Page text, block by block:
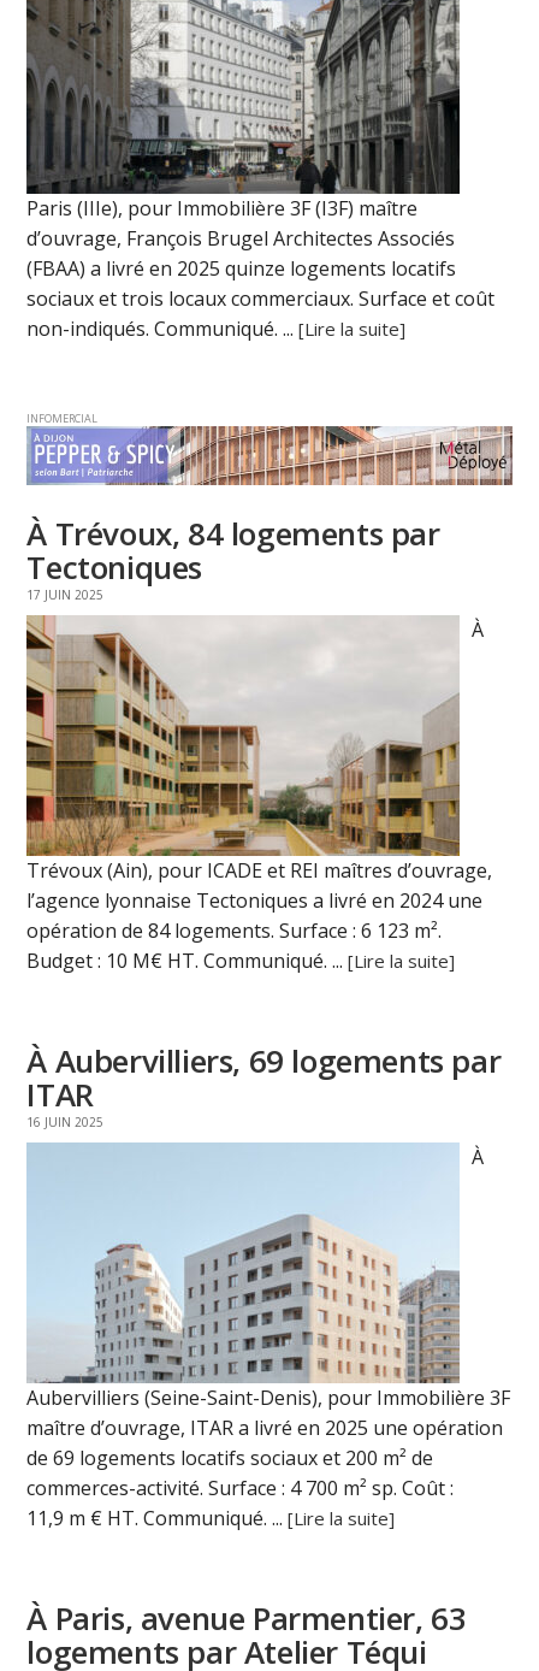
Paris (IIIe), pour Immobilière 3F (I3F) maître
d’ouvrage, François Brugel Architectes Associés
(FBAA) a livré en 2025 quinze logements locatifs
sociaux et trois locaux commerciaux. Surface et coût
non-indiqués. Communiqué. ...[Lire la suite]
INFOMERCIAL
À Trévoux, 84 logements par
Tectoniques
17 JUIN 2025
À
Trévoux (Ain), pour ICADE et REI maîtres d’ouvrage,
l’agence lyonnaise Tectoniques a livré en 2024 une
opération de 84 logements. Surface : 6 123 m².
Budget : 10 M€ HT. Communiqué. ...[Lire la suite]
À Aubervilliers, 69 logements par
ITAR
16 JUIN 2025
À
Aubervilliers (Seine-Saint-Denis), pour Immobilière 3F
maître d’ouvrage, ITAR a livré en 2025 une opération
de 69 logements locatifs sociaux et 200 m² de
commerces-activité. Surface : 4 700 m² sp. Coût :
11,9 m € HT. Communiqué. ...[Lire la suite]
À Paris, avenue Parmentier, 63
logements par Atelier Téqui